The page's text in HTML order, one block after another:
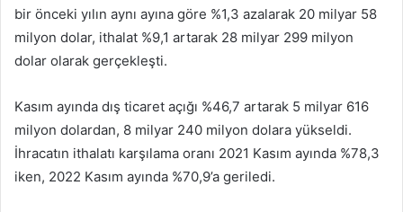
bir önceki yılın aynı ayına göre %1,3 azalarak 20 milyar 58
milyon dolar, ithalat %9,1 artarak 28 milyar 299 milyon
dolar olarak gerçekleşti.
Kasım ayında dış ticaret açığı %46,7 artarak 5 milyar 616
milyon dolardan, 8 milyar 240 milyon dolara yükseldi.
İhracatın ithalatı karşılama oranı 2021 Kasım ayında %78,3
iken, 2022 Kasım ayında %70,9’a geriledi.